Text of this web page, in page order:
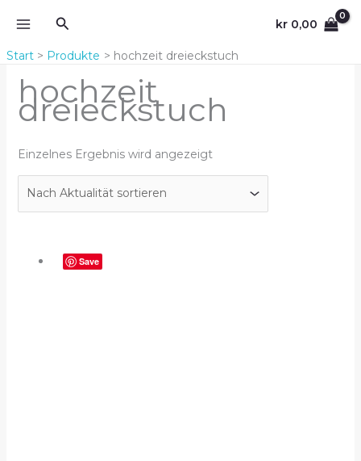
Inhalt
Suchen kr 0,00
Start Produkte hochzeit dreieckstuch
hochzeit
dreieckstuch
Einzelnes Ergebnis wird angezeigt
Save